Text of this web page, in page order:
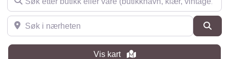
Søk i nærheten
Vis kart